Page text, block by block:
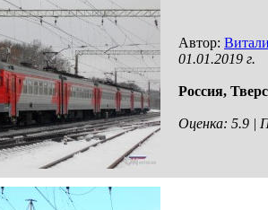
Автор:
01.01.2019 г.
Россия,
Оценка: 5.9 |